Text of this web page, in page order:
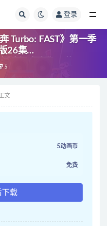
登录
Turbo: FAST》第一季
26集
速蜗牛全集下载
5
正文
5动画币
免费
下载